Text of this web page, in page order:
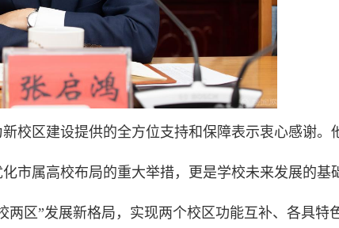
校区建设提供的全方位支持和保障表示衷心感谢。
市属高校布局的重大举措，更是学校未来发展的基
两区”发展新格局，实现两个校区功能互补、各具特